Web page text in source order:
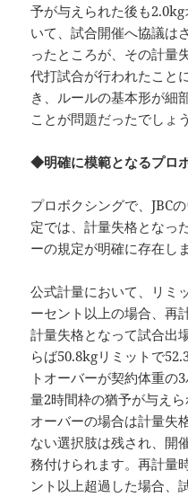
予が与えられた後も
いて、試合開催へ協議は
ったところが、その計量
代打試合が行われたこと
き、ルールの基本形が細
ことが問題だったでしょう
◆明確に模範となるプロ
プロボクシングで、JBC
定では、計量失格となっ
ーの規定が明確に存在しま
公式計量において、リミ
ーセント以上の場合、再
計量失格となって試合出
らば50.8kgリミットで
トオーバーが契約体重の
量2時間枠の猶予が与え
オーバーの場合は計量失
ない選択肢は残され、開
務付けられます。再計量
ント以上超過した場合、